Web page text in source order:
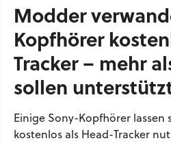
Modder
Kopfhörer
Tracker – mehr
sollen
Einige Sony-Kopfhörer lassen
kostenlos als Head-Tracker